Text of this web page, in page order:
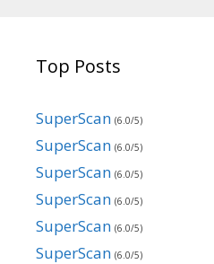
Top Posts
SuperScan (6.0/5)
SuperScan (6.0/5)
SuperScan (6.0/5)
SuperScan (6.0/5)
SuperScan (6.0/5)
SuperScan (6.0/5)